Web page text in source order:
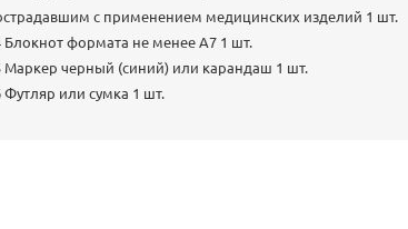
с применением медицинских изделий 1 шт.
Блокнот формата не менее А7 1 шт.
Маркер черный (синий) или карандаш 1 шт.
Футляр или сумка 1 шт.